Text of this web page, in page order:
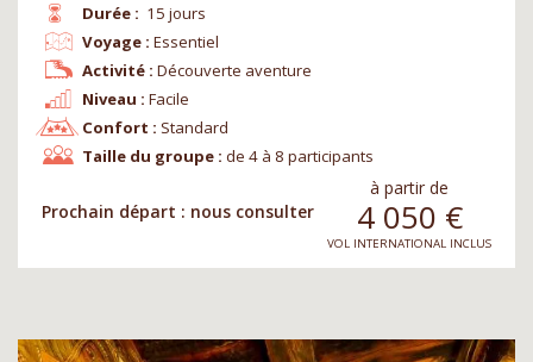
Durée : 15 jours
Niveau : Facile
Voyage : Essentiel
Confort : Standard
Activité : Découverte aventure
Taille du groupe : de 4 à 8 participants
Prochain départ : nous consulter
à partir de
4 050 €
VOL INTERNATIONAL INCLUS